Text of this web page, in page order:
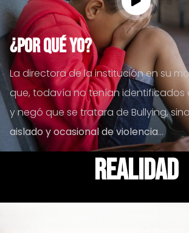
¿Por qué Yo?
La directora de la institución en su
que, todavía no tenían identificados
y negó que se tratara de Bullying,
aislado y ocasional de violencia...
realidad